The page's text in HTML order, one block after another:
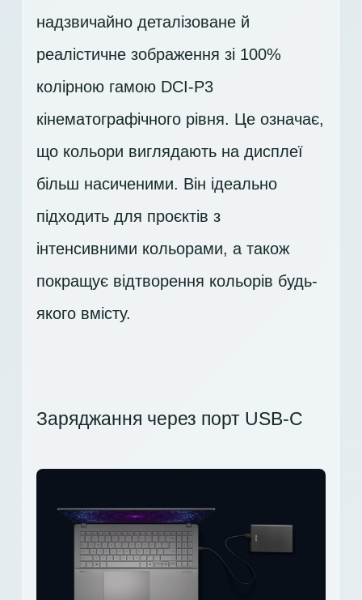
надзвичайно деталізоване й
реалістичне зображення зі 100%
колірною гамою DCI-P3
кінематографічного рівня. Це означає,
що кольори виглядають на дисплеї
більш насиченими. Він ідеально
підходить для проєктів з
інтенсивними кольорами, а також
покращує відтворення кольорів будь-
якого вмісту.
Заряджання через порт USB-C